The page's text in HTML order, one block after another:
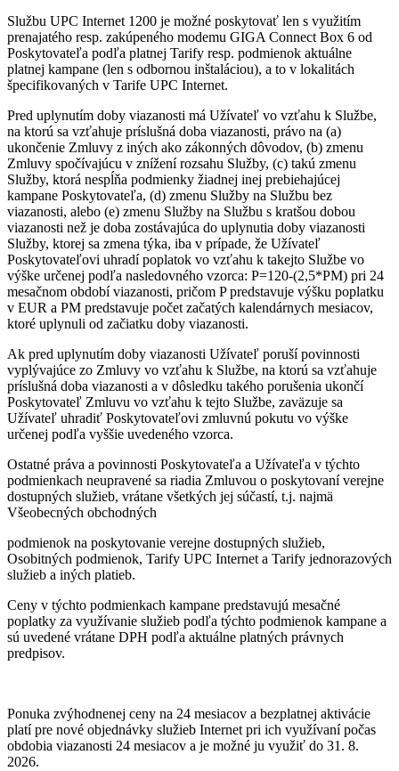
Službu UPC Internet 1200 je možné poskytovať len s využitím
prenajatého resp. zakúpeného modemu GIGA Connect Box 6 od
Poskytovateľa podľa platnej Tarify resp. podmienok aktuálne
platnej kampane (len s odbornou inštaláciou), a to v lokalitách
špecifikovaných v Tarife UPC Internet.
Pred uplynutím doby viazanosti má Užívateľ vo vzťahu k Službe,
na ktorú sa vzťahuje príslušná doba viazanosti, právo na (a)
ukončenie Zmluvy z iných ako zákonných dôvodov, (b) zmenu
Zmluvy spočívajúcu v znížení rozsahu Služby, (c) takú zmenu
Služby, ktorá nespĺňa podmienky žiadnej inej prebiehajúcej
kampane Poskytovateľa, (d) zmenu Služby na Službu bez
viazanosti, alebo (e) zmenu Služby na Službu s kratšou dobou
viazanosti než je doba zostávajúca do uplynutia doby viazanosti
Služby, ktorej sa zmena týka, iba v prípade, že Užívateľ
Poskytovateľovi uhradí poplatok vo vzťahu k takejto Službe vo
výške určenej podľa nasledovného vzorca: P=120-(2,5*PM) pri 24
mesačnom období viazanosti, pričom P predstavuje výšku poplatku
v EUR a PM predstavuje počet začatých kalendárnych mesiacov,
ktoré uplynuli od začiatku doby viazanosti.
Ak pred uplynutím doby viazanosti Užívateľ poruší povinnosti
vyplývajúce zo Zmluvy vo vzťahu k Službe, na ktorú sa vzťahuje
príslušná doba viazanosti a v dôsledku takého porušenia ukončí
Poskytovateľ Zmluvu vo vzťahu k tejto Službe, zaväzuje sa
Užívateľ uhradiť Poskytovateľovi zmluvnú pokutu vo výške
určenej podľa vyššie uvedeného vzorca.
Ostatné práva a povinnosti Poskytovateľa a Užívateľa v týchto
podmienkach neupravené sa riadia Zmluvou o poskytovaní verejne
dostupných služieb, vrátane všetkých jej súčastí, t.j. najmä
Všeobecných obchodných
podmienok na poskytovanie verejne dostupných služieb,
Osobitných podmienok, Tarify UPC Internet a Tarify jednorazových
služieb a iných platieb.
Ceny v týchto podmienkach kampane predstavujú mesačné
poplatky za využívanie služieb podľa týchto podmienok kampane a
sú uvedené vrátane DPH podľa aktuálne platných právnych
predpisov.
Ponuka zvýhodnenej ceny na 24 mesiacov a bezplatnej aktivácie
platípre nové objednávky služieb Internet pri ich využívaní počas
obdobia viazanosti 24 mesiacov a je možné ju využiť do 31. 8.
2026.